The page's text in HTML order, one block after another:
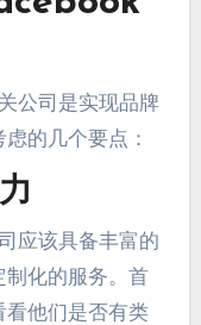
公司是实现品牌
的几个要点：
应该具备丰富的
化的服务。首
看他们是否有类